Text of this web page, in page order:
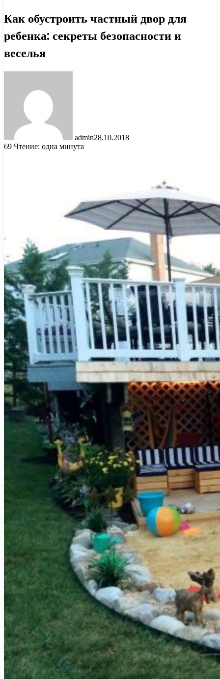
Как обустроить частный двор для
ребенка: секреты безопасности и
веселья
admin28.10.2018
69 Чтение: одна минута